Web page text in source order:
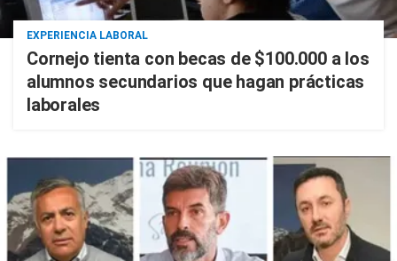
EXPERIENCIA LABORAL
Cornejo tienta con becas de $100.000 a los
alumnos secundarios que hagan prácticas
laborales